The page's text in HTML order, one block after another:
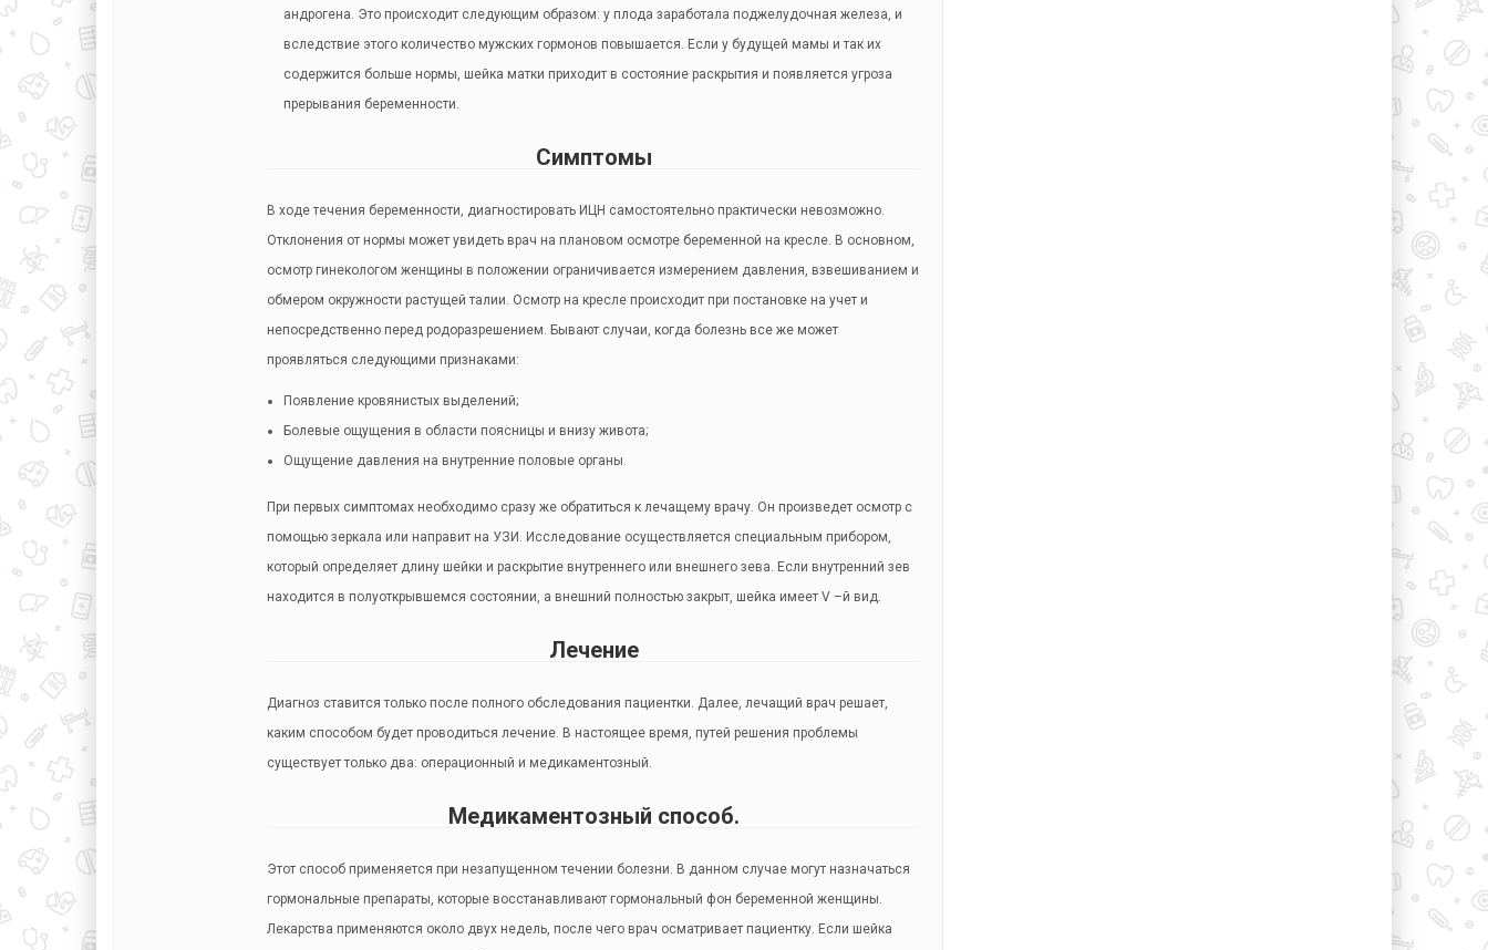
андрогена. Это происходит следующим образом: у плода заработала поджелудочная железа, и
вследствие этого количество мужских гормонов повышается. Если у будущей мамы и так их
содержится больше нормы, шейка матки приходит в состояние раскрытия и появляется угроза
прерывания беременности.
Симптомы
В ходе течения беременности, диагностировать ИЦН самостоятельно практически невозможно.
Отклонения от нормы может увидеть врач на плановом осмотре беременной на кресле. В основном,
осмотр гинекологом женщины в положении ограничивается измерением давления, взвешиванием и
обмером окружности растущей талии. Осмотр на кресле происходит при постановке на учет и
непосредственно перед родоразрешением. Бывают случаи, когда болезнь все же может
проявляться следующими признаками:
Появление кровянистых выделений;
Болевые ощущения в области поясницы и внизу живота;
Ощущение давления на внутренние половые органы.
При первых симптомах необходимо сразу же обратиться к лечащему врачу. Он произведет осмотр с
помощью зеркала или направит на УЗИ. Исследование осуществляется специальным прибором,
который определяет длину шейки и раскрытие внутреннего или внешнего зева. Если внутренний зев
находится в полуоткрывшемся состоянии, а внешний полностью закрыт, шейка имеет V –й вид.
Лечение
Диагноз ставится только после полного обследования пациентки. Далее, лечащий врач решает,
каким способом будет проводиться лечение. В настоящее время, путей решения проблемы
существует только два: операционный и медикаментозный.
Медикаментозный способ.
Этот способ применяется при незапущенном течении болезни. В данном случае могут назначаться
гормональные препараты, которые восстанавливают гормональный фон беременной женщины.
Лекарства применяются около двух недель, после чего врач осматривает пациентку. Если шейка